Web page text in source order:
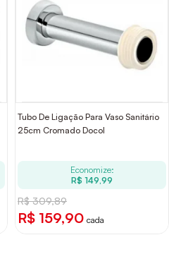
Tubo De Ligação Para Vaso Sanitário
25cm Cromado Docol
Economize:
R$ 149,99
R$ 309,89
R$ 159,90 cada